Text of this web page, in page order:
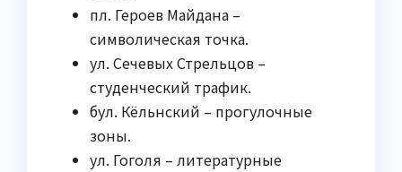
пл. Героев Майдана –
символическая точка.
ул. Сечевых Стрельцов –
студенческий трафик.
бул. Кёльнский – прогулочные
зоны.
ул. Гоголя – литературные